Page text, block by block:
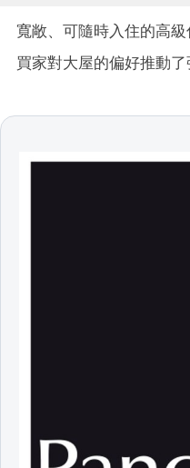
寬敞、可隨時入住的高
買家對大屋的偏好推動